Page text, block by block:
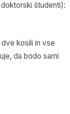
študenti):
kosili in vse
da bodo sami